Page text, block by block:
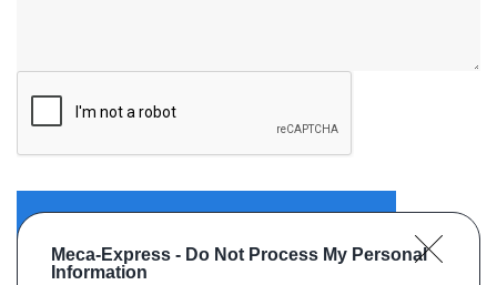
Meca-Express - Do Not Process My Personal
Information